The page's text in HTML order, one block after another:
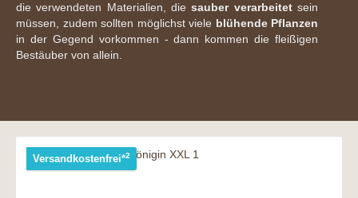
die verwendeten Materialien, diesauber verarbeitetsein
müssen, zudem sollten möglichst viele blühende Pflanzen
in der Gegend vorkommen - dann kommen die fleißigen
Bestäuber von allein.
Versandkostenfrei*2